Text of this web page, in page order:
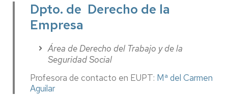
Dpto. de Derecho de la
Empresa
Área de Derecho del Trabajo y de la
Seguridad Social
Profesora de contacto en EUPT: Mª del Carmen
Aguilar